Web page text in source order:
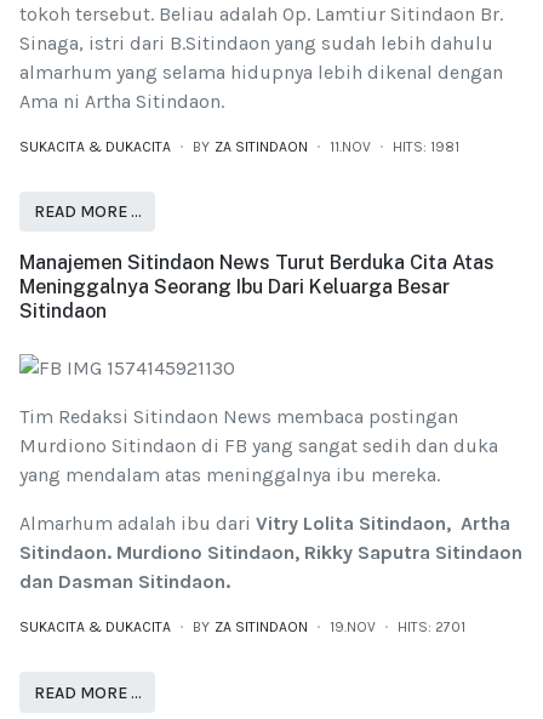
tokoh tersebut. Beliau adalah Op. Lamtiur Sitindaon Br.
Sinaga, istri dari B.Sitindaon yang sudah lebih dahulu
almarhum yang selama hidupnya lebih dikenal dengan
Ama ni Artha Sitindaon.
SUKACITA & DUKACITA BY ZA SITINDAON 11.NOV HITS: 1981
READ MORE …
Manajemen Sitindaon News Turut Berduka Cita Atas
Meninggalnya Seorang Ibu Dari Keluarga Besar
Sitindaon
Tim Redaksi Sitindaon News membaca postingan
Murdiono Sitindaon di FB yang sangat sedih dan duka
yang mendalam atas meninggalnya ibu mereka.
Almarhum adalah ibu dari Vitry Lolita Sitindaon, Artha
Sitindaon. Murdiono Sitindaon, Rikky Saputra Sitindaon
dan Dasman Sitindaon.
SUKACITA & DUKACITA BY ZA SITINDAON 19.NOV HITS: 2701
READ MORE …